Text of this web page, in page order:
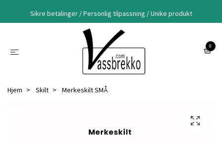
Sikre betalinger / Personlig tilpassning / Unike produkt
0
Hjem Skilt Merkeskilt SMÅ